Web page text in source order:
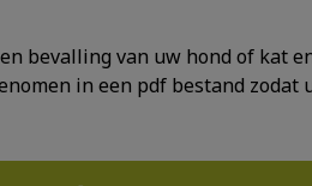
bevalling van uw hond of kat
in een pdf bestand zodat